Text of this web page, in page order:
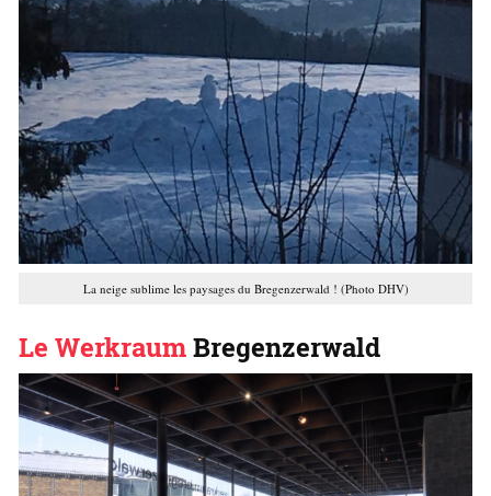
La neige sublime les paysages du Bregenzerwald ! (Photo DHV)
Le WerkraumBregenzerwald